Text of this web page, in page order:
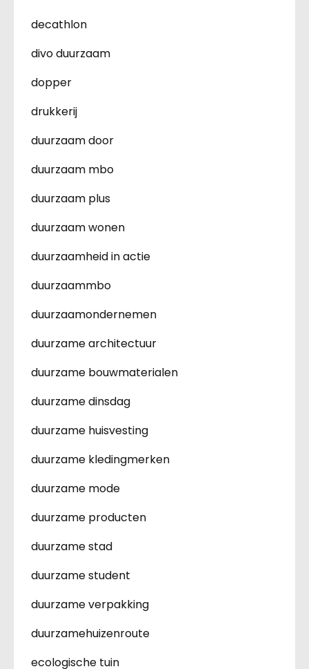
decathlon
divo duurzaam
dopper
drukkerij
duurzaam door
duurzaam mbo
duurzaam plus
duurzaam wonen
duurzaamheid in actie
duurzaammbo
duurzaamondernemen
duurzame architectuur
duurzame bouwmaterialen
duurzame dinsdag
duurzame huisvesting
duurzame kledingmerken
duurzame mode
duurzame producten
duurzame stad
duurzame student
duurzame verpakking
duurzamehuizenroute
ecologische tuin